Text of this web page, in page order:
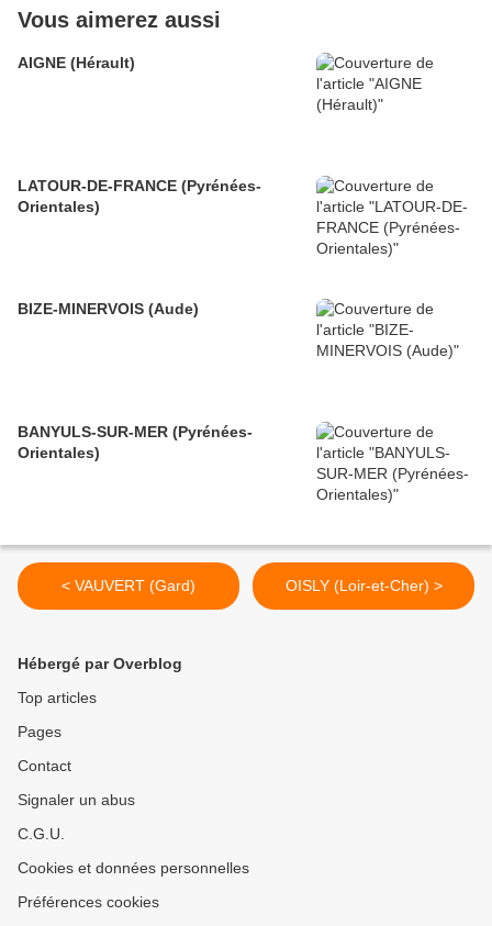
Vous aimerez aussi
AIGNE (Hérault)
LATOUR-DE-FRANCE (Pyrénées-
Orientales)
BIZE-MINERVOIS (Aude)
BANYULS-SUR-MER (Pyrénées-
Orientales)
< VAUVERT (Gard) OISLY (Loir-et-Cher) >
Hébergé par Overblog
Top articles
Pages
Contact
Signaler un abus
C.G.U.
Cookies et données personnelles
Préférences cookies